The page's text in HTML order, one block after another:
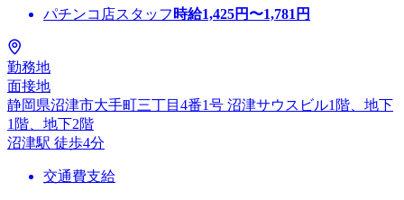
パチンコ店スタッフ 時給1,425円〜1,781 円
勤務地
面接地
静岡県沼津市大手町三丁目4番1号 沼津サウスビル1階、地下
1階、地下2階
沼津駅 徒歩4分
交通費支給